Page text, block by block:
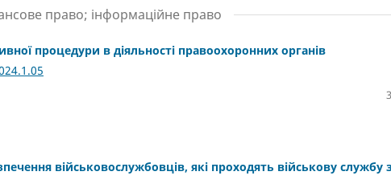
право; інформаційне право
процедури в діяльності правоохоронних органів
військовослужбовців, які проходять військову службу